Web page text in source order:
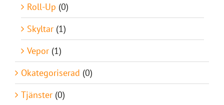
Roll-Up (0)
Skyltar (1)
Vepor (1)
Okategoriserad (0)
Tjänster (0)